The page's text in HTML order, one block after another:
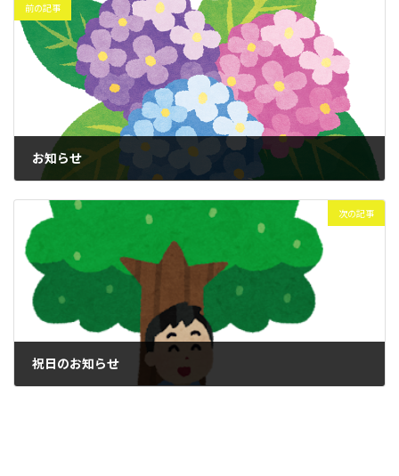
前の記事
お知らせ
次の記事
祝日のお知らせ